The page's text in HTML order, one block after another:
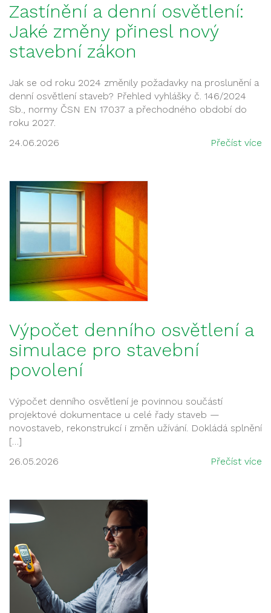
Zastínění a denní osvětlení:
Jaké změny přinesl nový
stavební zákon
Jak se od roku 2024 změnily požadavky na proslunění a
denní osvětlení staveb? Přehled vyhlášky č. 146/2024
Sb., normy ČSN EN 17037 a přechodného období do
roku 2027.
24.06.2026
Přečíst více
Výpočet denního osvětlení a
simulace pro stavební
povolení
Výpočet denního osvětlení je povinnou součástí
projektové dokumentace u celé řady staveb —
novostaveb, rekonstrukcí i změn užívání. Dokládá splnění
[…]
26.05.2026
Přečíst více